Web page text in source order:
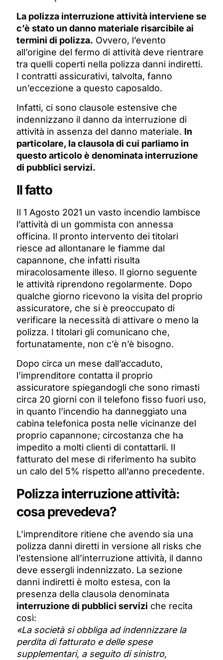
La polizza interruzione attività interviene se
c’è stato un danno materiale risarcibile ai
termini di polizza. Ovvero, l’evento
all’origine del fermo di attività deve rientrare
tra quelli coperti nella polizza danni indiretti.
I contratti assicurativi, talvolta, fanno
un’eccezione a questo caposaldo.
Infatti, ci sono clausole estensive che
indennizzano il danno da interruzione di
attività in assenza del danno materiale. In
particolare, la clausola di cui parliamo in
questo articolo è denominata interruzione
di pubblici servizi.
Il fatto
Il 1 Agosto 2021 un vasto incendio lambisce
l’attività di un gommista con annessa
officina. Il pronto intervento dei titolari
riesce ad allontanare le fiamme dal
capannone, che infatti risulta
miracolosamente illeso. Il giorno seguente
le attività riprendono regolarmente. Dopo
qualche giorno ricevono la visita del proprio
assicuratore, che si è preoccupato di
verificare la necessità di attivare o meno la
polizza. I titolari gli comunicano che,
fortunatamente, non c’è n’è bisogno.
Dopo circa un mese dall’accaduto,
l’imprenditore contatta il proprio
assicuratore spiegandogli che sono rimasti
circa 20 giorni con il telefono fisso fuori uso,
in quanto l’incendio ha danneggiato una
cabina telefonica posta nelle vicinanze del
proprio capannone; circostanza che ha
impedito a molti clienti di contattarli. Il
fatturato del mese di riferimento ha subito
un calo del 5% rispetto all’anno precedente.
Polizza interruzione attività:
cosa prevedeva?
L’imprenditore ritiene che avendo sia una
polizza danni diretti in versione all risks che
l’estensione all’interruzione attività, il danno
deve essergli indennizzato. La sezione
danni indiretti è molto estesa, con la
presenza della clausola denominata
interruzione di pubblici servizi che recita
così:
«La società si obbliga ad indennizzare la
perdita di fatturato e delle spese
supplementari, a seguito di sinistro,